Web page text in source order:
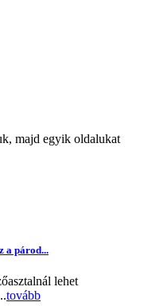
majd egyik oldalukat
a párod...
lehet
tovább